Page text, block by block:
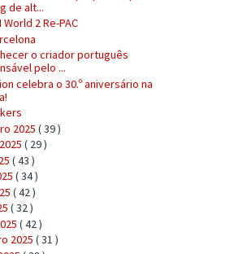
de alt...
World 2 Re-PAC
o criador português
pelo ...
celebra o 30.º aniversário na
2025 ( 39 )
( 29 )
( 43 )
( 34 )
( 42 )
( 32 )
( 42 )
2025 ( 31 )